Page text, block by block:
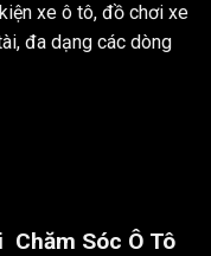
xe ô tô, đồ chơi xe
đa dạng các dòng
Chăm Sóc Ô Tô